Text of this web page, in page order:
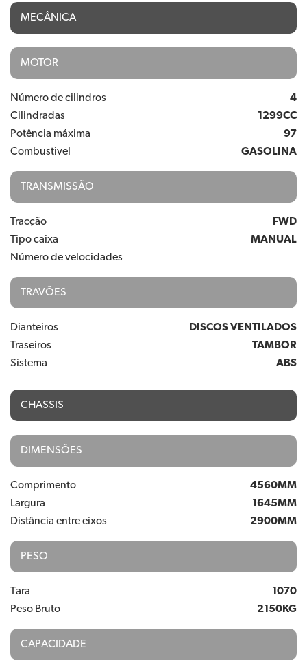
MECÂNICA
MOTOR
Número de cilindros
4
Cilindradas
1299CC
Potência máxima
97
Combustivel
GASOLINA
TRANSMISSÃO
Tracção
FWD
Tipo caixa
MANUAL
Número de velocidades
TRAVÕES
Dianteiros
DISCOS VENTILADOS
Traseiros
TAMBOR
Sistema
ABS
CHASSIS
DIMENSÕES
Comprimento
4560MM
Largura
1645MM
Distância entre eixos
2900MM
PESO
Tara
1070
Peso Bruto
2150KG
CAPACIDADE